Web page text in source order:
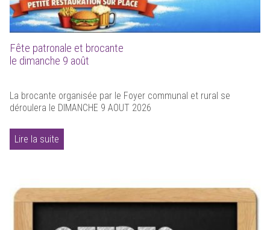
Fête patronale et brocante
le dimanche 9 août
La brocante organisée par le Foyer communal et rural se
déroulera le DIMANCHE 9 AOUT 2026
Lire la suite